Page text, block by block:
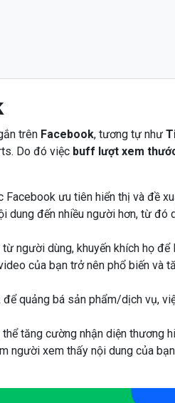
trên Facebook, tương tự như
Do đó việcbuff lượt xem
ưu tiên hiển thị và đề
dung đến nhiều người hơn, từ đó
người dùng, khuyến khích họ để
của bạn trở nên phổ biến và
quảng bá sản phẩm/dịch vụ,
tăng cường nhận diện thương
người xem thấy nội dung của